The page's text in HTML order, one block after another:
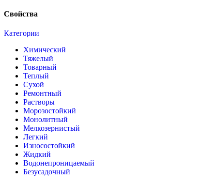
Свойства
Категории
Химический
Тяжелый
Товарный
Теплый
Сухой
Ремонтный
Растворы
Морозостойкий
Монолитный
Мелкозернистый
Легкий
Износостойкий
Жидкий
Водонепроницаемый
Безусадочный